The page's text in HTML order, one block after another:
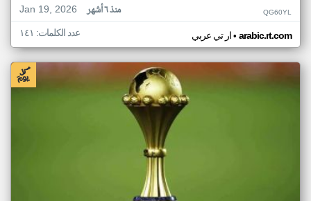
Jan 19, 2026
منذ ٦ أشهر QG60YL
ار تي عربي• arabic.rt.com عدد الكلمات: ١٤١